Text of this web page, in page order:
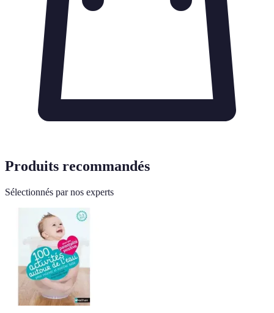
Produits recommandés
Sélectionnés par nos experts